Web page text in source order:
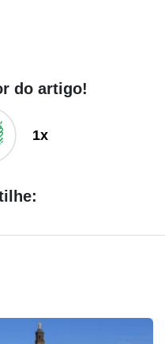
do artigo!
1x